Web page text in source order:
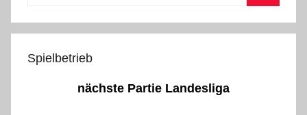
Spielbetrieb
nächste Partie Landesliga